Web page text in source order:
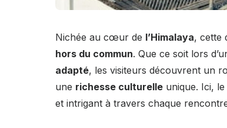
Nichée au cœur de l’Himalaya, cette
hors du commun. Que ce soit lors
adapté, les visiteurs découvrent un
une richesse culturelle unique. Ici,
et intrigant à travers chaque